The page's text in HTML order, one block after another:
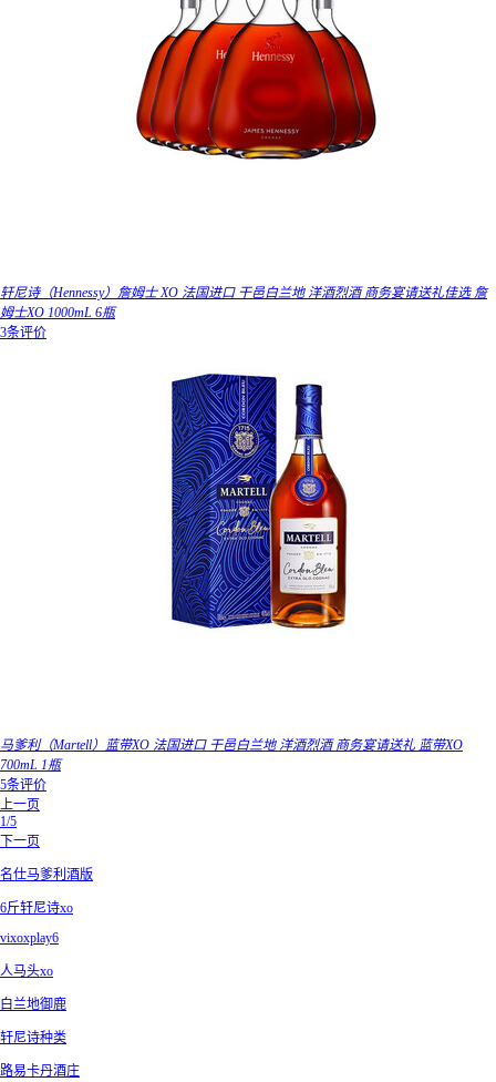
轩尼诗（Hennessy）詹姆士 XO 法国进口 干邑白兰地 洋酒烈酒 商务宴请送礼佳选 詹
姆士XO 1000mL 6瓶
3条评价
马爹利（Martell）蓝带XO 法国进口 干邑白兰地 洋酒烈酒 商务宴请送礼 蓝带XO
700mL 1瓶
5条评价
上一页
1/5
下一页
名仕马爹利酒版
6斤轩尼诗xo
vixoxplay6
人马头xo
白兰地御鹿
轩尼诗种类
路易卡丹酒庄